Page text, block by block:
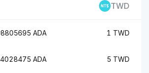
TWD
ADA 1 TWD
ADA 5 TWD